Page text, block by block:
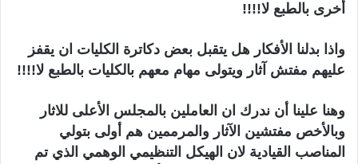
أخرى بالطبع لا!!!!
واذا بدلنا الأفكار هل يتقبل بعض دكاترة الكليات ان يقفز
عليهم مفتش آثار ويتولى مهام معهم بالكليات بالطبع لا!!!!
وهنا علينا أن ندرك ان العاملين بالمجلس الأعلى للاثار
وبالأخص مفتشين الآثار والمرممين هم أولى بتولي
المناصب القيادية لان الهيكل التنظيمي الوهمي الذي تم